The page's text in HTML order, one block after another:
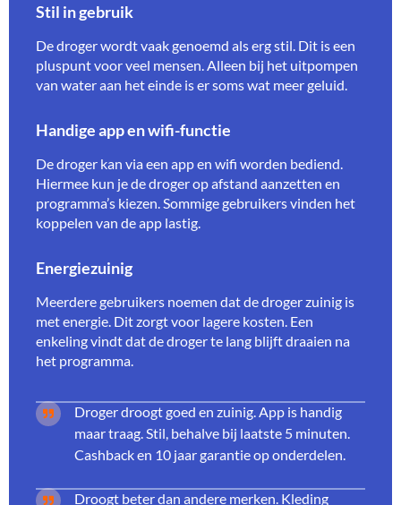
Stil in gebruik
De droger wordt vaak genoemd als erg stil. Dit is een
pluspunt voor veel mensen. Alleen bij het uitpompen
van water aan het einde is er soms wat meer geluid.
Handige app en wifi-functie
De droger kan via een app en wifi worden bediend.
Hiermee kun je de droger op afstand aanzetten en
programma’s kiezen. Sommige gebruikers vinden het
koppelen van de app lastig.
Energiezuinig
Meerdere gebruikers noemen dat de droger zuinig is
met energie. Dit zorgt voor lagere kosten. Een
enkeling vindt dat de droger te lang blijft draaien na
het programma.
Droger droogt goed en zuinig. App is handig
maar traag. Stil, behalve bij laatste 5 minuten.
Cashback en 10 jaar garantie op onderdelen.
Droogt beter dan andere merken. Kleding